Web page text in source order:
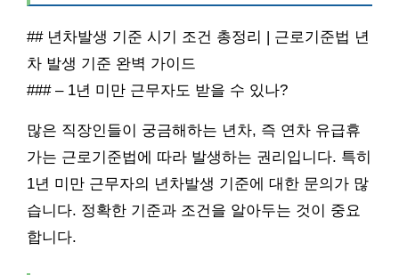
## 년차발생 기준 시기 조건 총정리 | 근로기준법 년
차 발생 기준 완벽 가이드
### – 1년 미만 근무자도 받을 수 있나?
많은 직장인들이 궁금해하는 년차, 즉 연차 유급휴
가는 근로기준법에 따라 발생하는 권리입니다. 특히
1년 미만 근무자의 년차발생 기준에 대한 문의가 많
습니다. 정확한 기준과 조건을 알아두는 것이 중요
합니다.